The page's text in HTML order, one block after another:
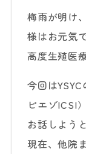
梅雨が明け
様はお元気
高度生殖医
今回は
ピエゾICSI
お話しよう
現在、他院